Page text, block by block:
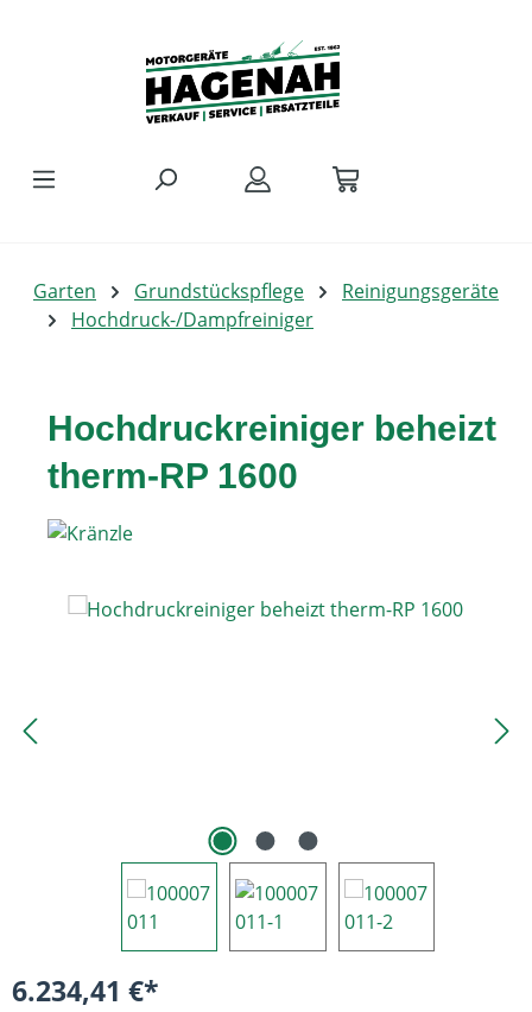
Garten Grundstückspflege
Reinigungsgeräte
Hochdruck-/Dampfreiniger
Hochdruckreiniger beheizt
therm-RP 1600
Bildergalerie überspringen
6.234,41 €*